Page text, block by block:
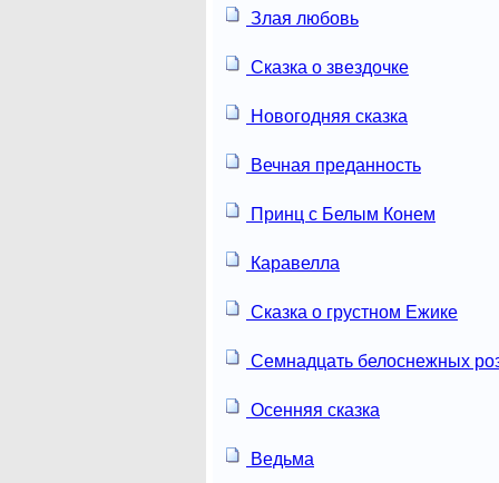
Злая любовь
Сказка о звездочке
Новогодняя сказка
Вечная преданность
Принц с Белым Конем
Каравелла
Сказка о грустном Ежике
Семнадцать белоснежных
Осенняя сказка
Ведьма